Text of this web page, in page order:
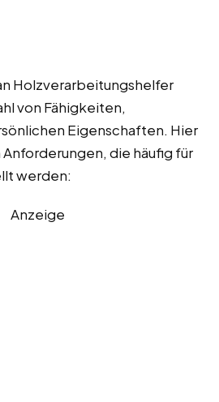
Holzverarbeitungshelfer
von Fähigkeiten,
Eigenschaften. Hier
die häufig für
werden:
Anzeige